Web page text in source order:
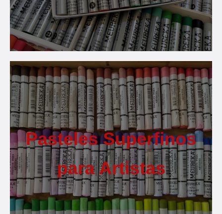
Pasteles Superfinos
para Artistas